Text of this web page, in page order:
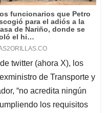
twitter (ahora X), los
de Transporte y
“no acredita ningún
los requisitos